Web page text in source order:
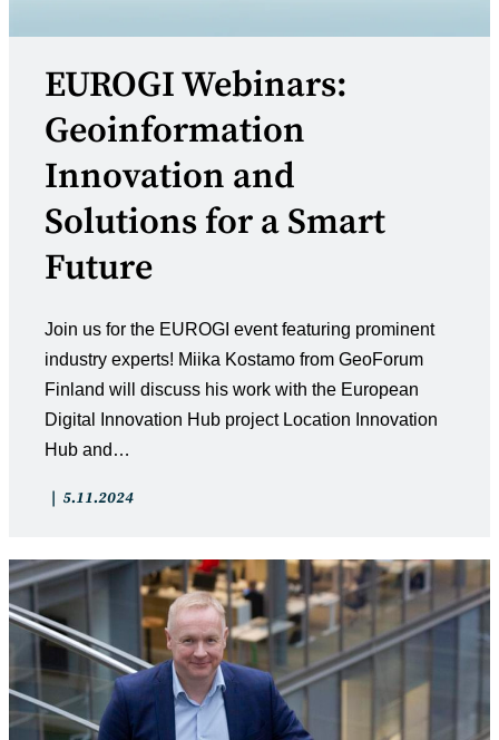
EUROGI Webinars:
Geoinformation
Innovation and
Solutions for a Smart
Future
Join us for the EUROGI event featuring prominent
industry experts! Miika Kostamo from GeoForum
Finland will discuss his work with the European
Digital Innovation Hub project Location Innovation
Hub and…
Artikkelin
Artikkeli
5.11.2024